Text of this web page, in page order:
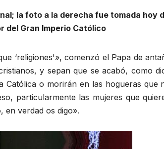
la foto a la derecha fue tomada hoy
del Gran Imperio Católico
‘religiones'», comenzó el Papa de
y sepan que se acabó, como
Católica o morirán en las hogueras que
particularmente las mujeres que
en verdad os digo».